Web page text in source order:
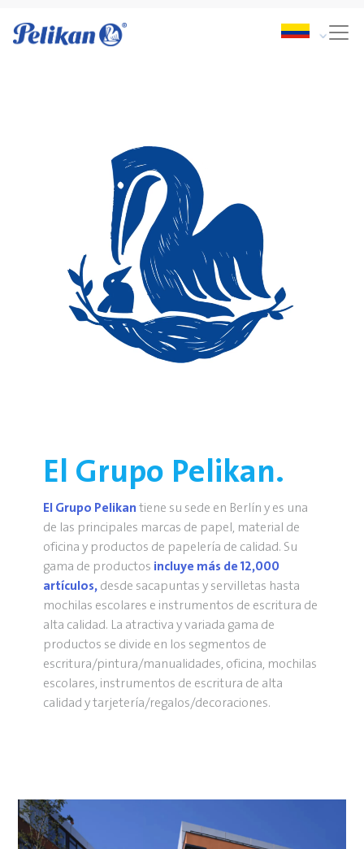
El Grupo Pelikan.
El Grupo Pelikan tiene su sede en Berlín y es una
de las principales marcas de papel, material de
oficina y productos de papelería de calidad. Su
gama de productos incluye más de 12,000
artículos, desde sacapuntas y servilletas hasta
mochilas escolares e instrumentos de escritura de
alta calidad. La atractiva y variada gama de
productos se divide en los segmentos de
escritura/pintura/manualidades, oficina, mochilas
escolares, instrumentos de escritura de alta
calidad y tarjetería/regalos/decoraciones.